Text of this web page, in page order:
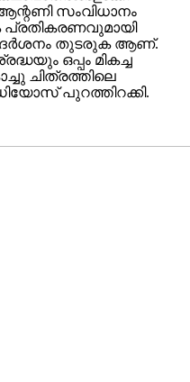
സംവിധാനം
പ്രതികരണവുമായി
തുടരുക ആണ്.
ഒപ്പം മികച്ച
ചിത്രത്തിലെ
പുറത്തിറക്കി.